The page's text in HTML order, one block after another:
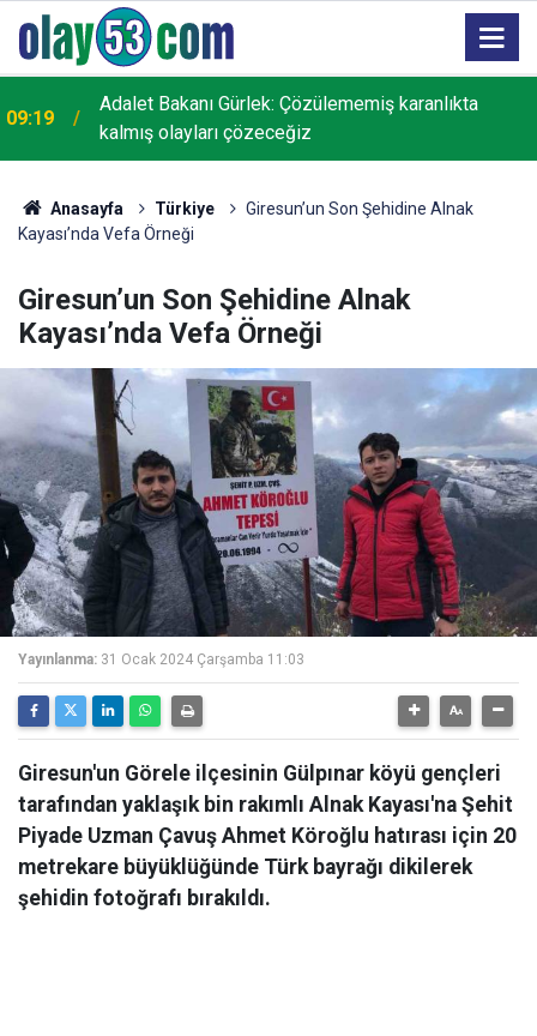
09:19
Adalet Bakanı Gürlek: Çözülememiş karanlıkta
kalmış olayları çözeceğiz
Anasayfa Türkiye
Giresun’un Son Şehidine Alnak
Kayası’nda Vefa Örneği
Giresun’un Son Şehidine Alnak
Kayası’nda Vefa Örneği
Yayınlanma: 31 Ocak 2024 Çarşamba 11:03
Giresun'un Görele ilçesinin Gülpınar köyü gençleri
tarafından yaklaşık bin rakımlı Alnak Kayası'na Şehit
Piyade Uzman Çavuş Ahmet Köroğlu hatırası için 20
metrekare büyüklüğünde Türk bayrağı dikilerek
şehidin fotoğrafı bırakıldı.